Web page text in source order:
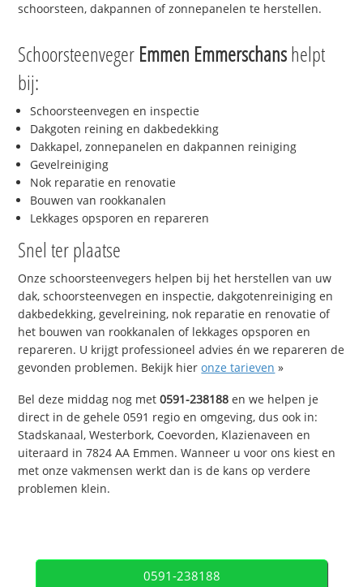
schoorsteen, dakpannen of zonnepanelen te herstellen.
Schoorsteenveger Emmen Emmerschanshelpt
bij:
Schoorsteenvegen en inspectie
Dakgoten reining en dakbedekking
Dakkapel, zonnepanelen en dakpannen reiniging
Gevelreiniging
Nok reparatie en renovatie
Bouwen van rookkanalen
Lekkages opsporen en repareren
Snel ter plaatse
Onze schoorsteenvegers helpen bij het herstellen van uw
dak, schoorsteenvegen en inspectie, dakgotenreiniging en
dakbedekking, gevelreining, nok reparatie en renovatie of
het bouwen van rookkanalen of lekkages opsporen en
repareren. U krijgt professioneel advies én we repareren de
gevonden problemen. Bekijk hieronze tarieven »
Bel deze middag nog met0591-238188 en we helpen je
direct in de gehele 0591 regio en omgeving, dus ook in:
Stadskanaal, Westerbork, Coevorden, Klazienaveen en
uiteraard in 7824 AA Emmen. Wanneer u voor ons kiest en
met onze vakmensen werkt dan is de kans op verdere
problemen klein.
0591-238188